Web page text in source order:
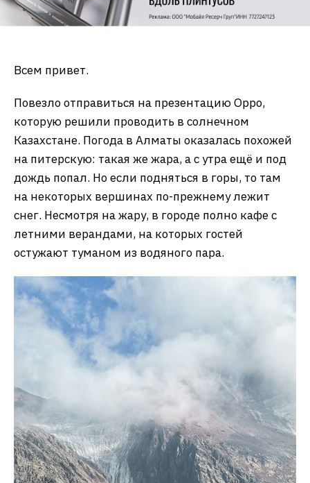
Всем привет.
Повезло отправиться на презентацию Oppo,
которую решили проводить в солнечном
Казахстане. Погода в Алматы оказалась похожей
на питерскую: такая же жара, а с утра ещё и под
дождь попал. Но если подняться в горы, то там
на некоторых вершинах по-прежнему лежит
снег. Несмотря на жару, в городе полно кафе с
летними верандами, на которых гостей
остужают туманом из водяного пара.